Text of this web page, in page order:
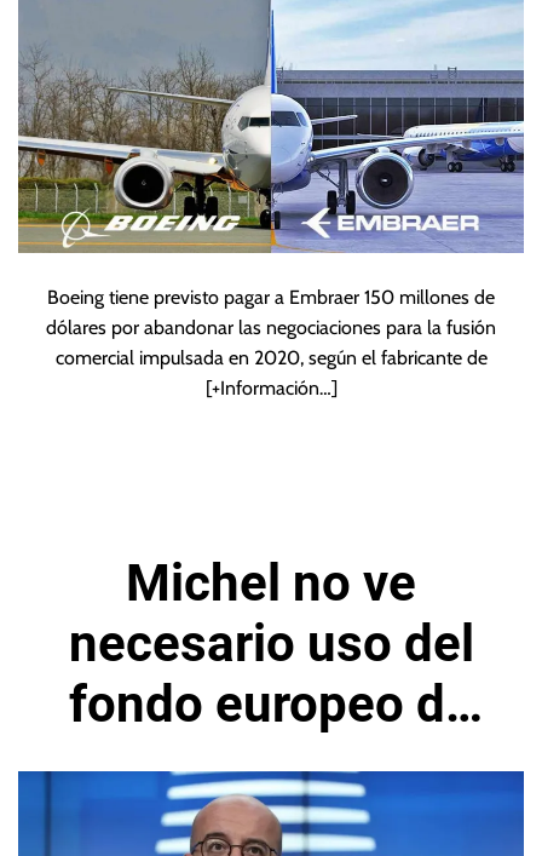
Boeing tiene previsto pagar a Embraer 150 millones de
dólares por abandonar las negociaciones para la fusión
comercial impulsada en 2020, según el fabricante de
[+Información…]
Michel no ve
necesario uso del
fondo europeo de
recuperación más
allá de 2026